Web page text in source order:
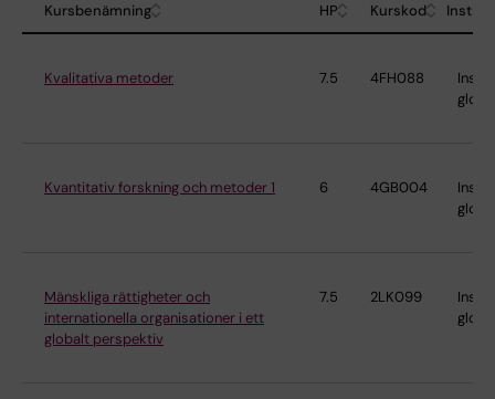
Kursbenämning HP Kurskod
Kvalitativa metoder 7.5 4FH088
Kvantitativ forskning och metoder 1 6 4GB004
Mänskliga rättigheter och
internationella organisationer i ett
globalt perspektiv
7.5 2LK099